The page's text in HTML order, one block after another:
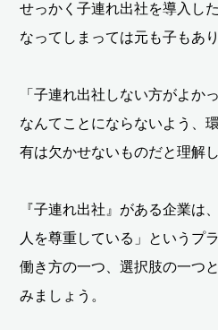
せっかく子連れ出社を導入し
なってしまっては元も子もあり
「子連れ出社しない方がよか
なんてことにならないよう、
有は欠かせないものだと理解
『子連れ出社』がある企業は
人を尊重している」というプ
働き方の一つ、選択肢の一つ
みましょう。